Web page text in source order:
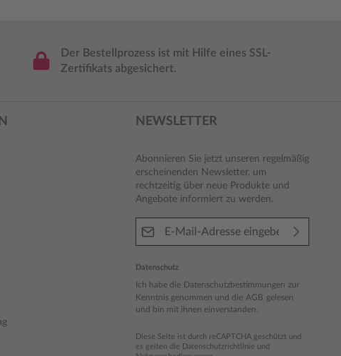
Der Bestellprozess ist mit Hilfe eines SSL-
Zertifikats abgesichert.
NEWSLETTER
Abonnieren Sie jetzt unseren regelmäßig
erscheinenden Newsletter, um
rechtzeitig über neue Produkte und
Angebote informiert zu werden.
Datenschutz
Ich habe die Datenschutzbestimmungen zur
Kenntnis genommen und die AGB gelesen
und bin mit ihnen einverstanden.
Diese Seite ist durch reCAPTCHA geschützt und
es gelten die Datenschutzrichtlinie und